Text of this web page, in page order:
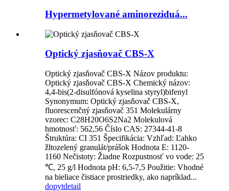
Hypermetylované aminoreziduá...
Optický zjasňovač CBS-X
Optický zjasňovač CBS-X Názov produktu:
Optický zjasňovač CBS-X Chemický názov:
4,4-bis(2-disulfónová kyselina styryl)bifenyl
Synonymum: Optický zjasňovač CBS-X,
fluorescenčný zjasňovač 351 Molekulárny
vzorec: C28H20O6S2Na2 Molekulová
hmotnosť: 562,56 Číslo CAS: 27344-41-8
Štruktúra: CI 351 Špecifikácia: Vzhľad: Ľahko
žltozelený granulát/prášok Hodnota E: 1120-
1160 Nečistoty: Žiadne Rozpustnosť vo vode: 25
℃, 25 g/l Hodnota pH: 6,5-7,5 Použitie: Vhodné
na bieliace čistiace prostriedky, ako napríklad...
dopytdetail